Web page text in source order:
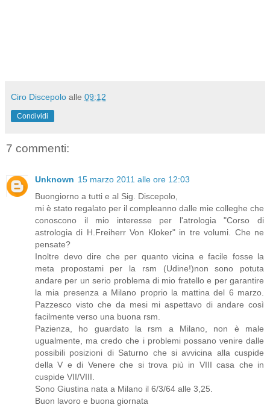
Ciro Discepolo alle 09:12
Condividi
7 commenti:
Unknown 15 marzo 2011 alle ore 12:03
Buongiorno a tutti e al Sig. Discepolo,
mi è stato regalato per il compleanno dalle mie colleghe che
conoscono il mio interesse per l'atrologia "Corso di
astrologia di H.Freiherr Von Kloker" in tre volumi. Che ne
pensate?
Inoltre devo dire che per quanto vicina e facile fosse la
meta propostami per la rsm (Udine!)non sono potuta
andare per un serio problema di mio fratello e per garantire
la mia presenza a Milano proprio la mattina del 6 marzo.
Pazzesco visto che da mesi mi aspettavo di andare così
facilmente verso una buona rsm.
Pazienza, ho guardato la rsm a Milano, non è male
ugualmente, ma credo che i problemi possano venire dalle
possibili posizioni di Saturno che si avvicina alla cuspide
della V e di Venere che si trova più in VIII casa che in
cuspide VII/VIII.
Sono Giustina nata a Milano il 6/3/64 alle 3,25.
Buon lavoro e buona giornata